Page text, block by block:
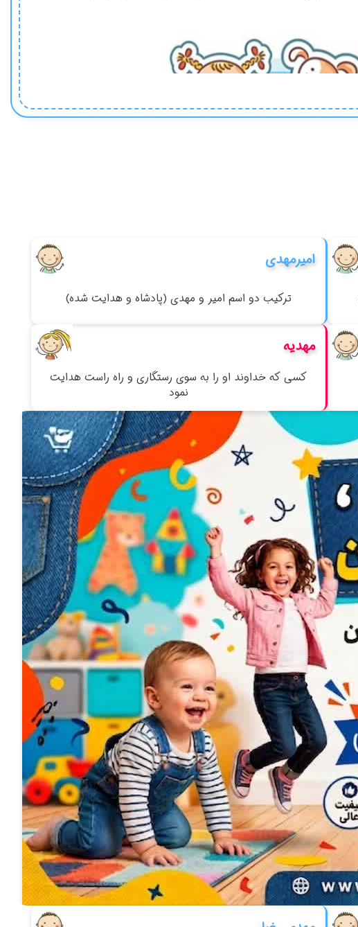
امیرمهدی
ترکیب دو اسم امیر و مهدی (پادشاه و هدایت شده)
مهدیه
كسی كه خداوند او را به سوی رستگاری و راه راست هدایت
نمود